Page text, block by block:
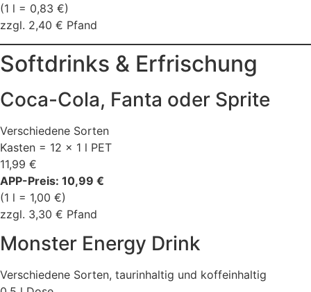
(1 l = 0,83 €)
zzgl. 2,40 € Pfand
Softdrinks & Erfrischung
Coca-Cola, Fanta oder Sprite
Verschiedene Sorten
Kasten = 12 × 1 l PET
11,99 €
APP-Preis: 10,99 €
(1 l = 1,00 €)
zzgl. 3,30 € Pfand
Monster Energy Drink
Verschiedene Sorten, taurinhaltig und koffeinhaltig